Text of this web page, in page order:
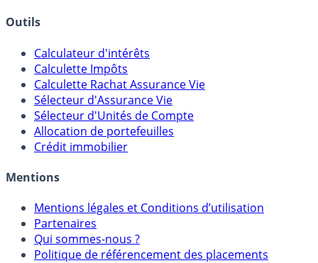
Outils
Calculateur d'intérêts
Calculette Impôts
Calculette Rachat Assurance Vie
Sélecteur d'Assurance Vie
Sélecteur d'Unités de Compte
Allocation de portefeuilles
Crédit immobilier
Mentions
Mentions légales et Conditions d’utilisation
Partenaires
Qui sommes-nous ?
Politique de référencement des placements